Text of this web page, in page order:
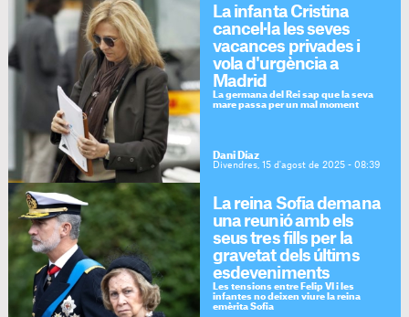
La infanta Cristina
cancel·la les seves
vacances privades i
vola d'urgència a
Madrid
La germana del Rei sap que la seva
mare passa per un mal moment
Dani Díaz
Divendres, 15 d'agost de 2025 - 08:39
La reina Sofia demana
una reunió amb els
seus tres fills per la
gravetat dels últims
esdeveniments
Les tensions entre Felip VI i les
infantes no deixen viure la reina
emèrita Sofia